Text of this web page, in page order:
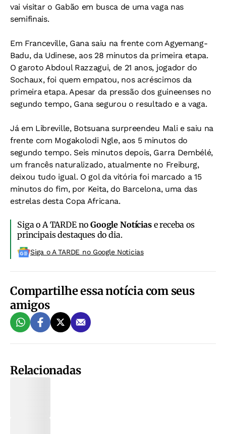
vai visitar o Gabão em busca de uma vaga nas
semifinais.
Em Franceville, Gana saiu na frente com Agyemang-
Badu, da Udinese, aos 28 minutos da primeira etapa.
O garoto Abdoul Razzagui, de 21 anos, jogador do
Sochaux, foi quem empatou, nos acréscimos da
primeira etapa. Apesar da pressão dos guineenses no
segundo tempo, Gana segurou o resultado e a vaga.
Já em Libreville, Botsuana surpreendeu Mali e saiu na
frente com Mogakolodi Ngle, aos 5 minutos do
segundo tempo. Seis minutos depois, Garra Dembélé,
um francês naturalizado, atualmente no Freiburg,
deixou tudo igual. O gol da vitória foi marcado a 15
minutos do fim, por Keita, do Barcelona, uma das
estrelas desta Copa Africana.
Siga o A TARDE noGoogle Notíciase receba os
principais destaques do dia.
Siga o A TARDE no Google Noticias
Compartilhe essa notícia com seus
amigos
Relacionadas